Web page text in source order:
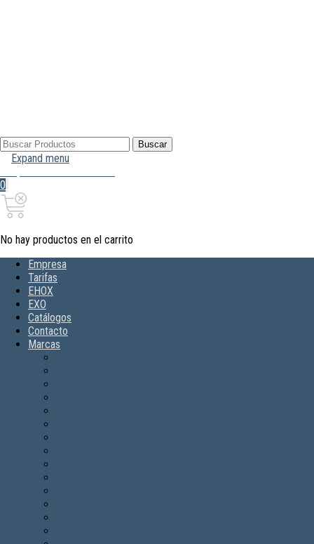
Buscar
por:
Buscar
Expand menu
0
No hay productos en el carrito
Empresa
Tarifas
EHOX
EXO
Catálogos
Contacto
Marcas